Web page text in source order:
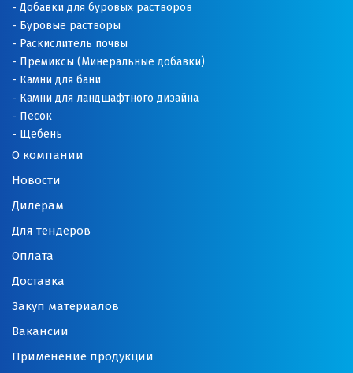
О компании
Новости
Дилерам
Для тендеров
Оплата
Доставка
Закуп материалов
Вакансии
Применение продукции
Добавки для буровых растворов
Буровые растворы
Раскислитель почвы
Премиксы (Минеральные добавки)
Камни для бани
Камни для ландшафтного дизайна
Песок
Щебень